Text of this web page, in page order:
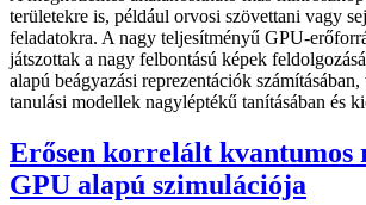
területekre is, például orvosi szövettani vagy
feladatokra. A nagy teljesítményű GPU-
játszottak a nagy felbontású képek
alapú beágyazási reprezentációk
tanulási modellek nagyléptékű tanításában és
Erősen korrelált kvantumos
GPU alapú szimulációja